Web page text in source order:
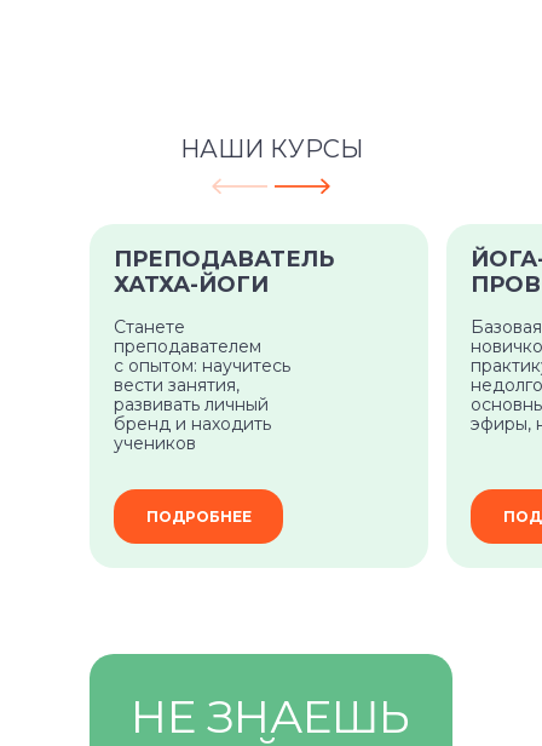
НАШИ КУРСЫ
ПРЕПОДАВАТЕЛЬ
ХАТХА-ЙОГИ
Станете
преподавателем
с опытом: научитесь
вести занятия,
развивать личный
бренд и находить
учеников
ПОДРОБНЕЕ
эфиры,
НЕ ЗНАЕШЬ
Самое нужное о йоге и саморазвитии
в вашем почтовом ящике